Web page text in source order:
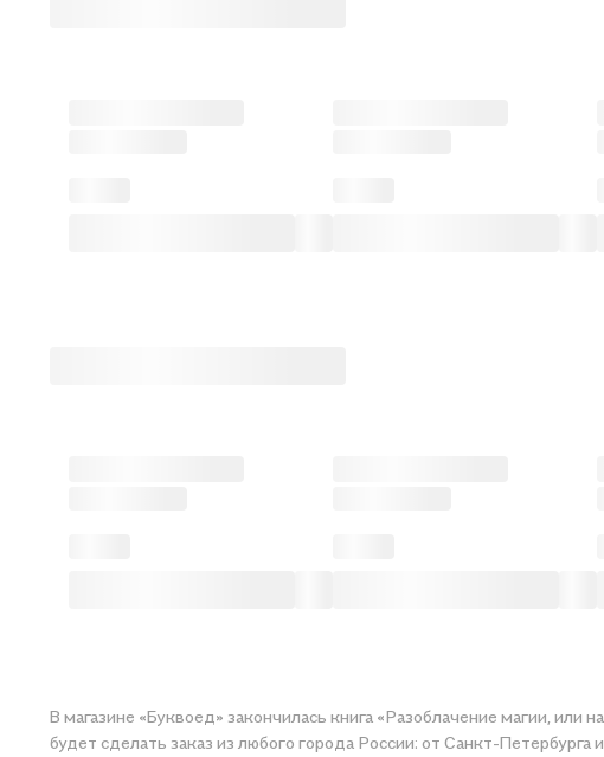
В магазине «Буквоед» закончилась книга «Разоблачение магии, или
будет сделать заказ из любого города России: от Санкт-